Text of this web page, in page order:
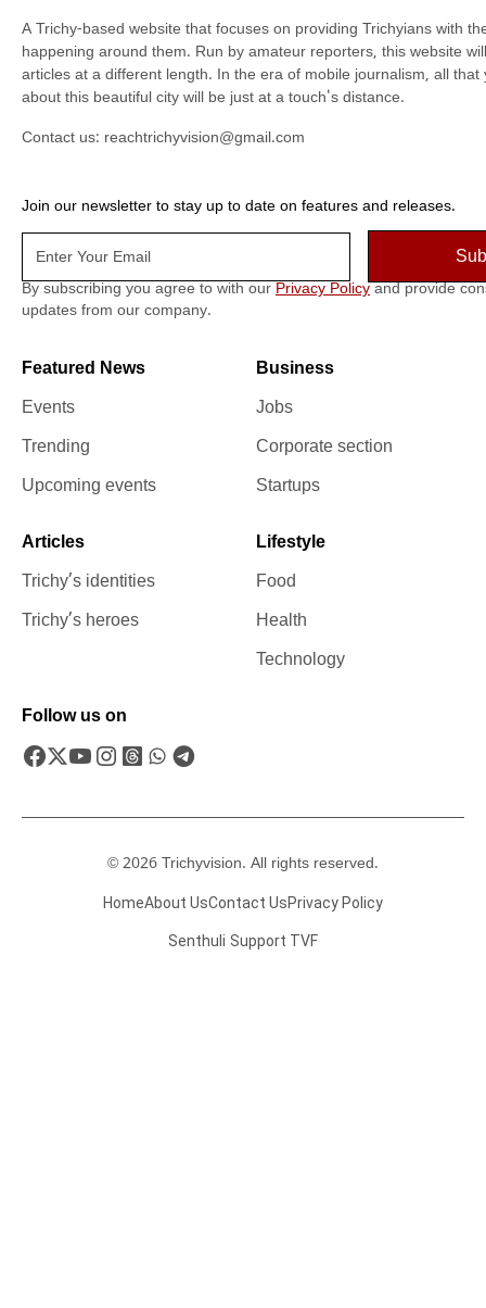
A Trichy-based website that focuses on providing Trichyians with
happening around them. Run by amateur reporters, this website
articles at a different length. In the era of mobile journalism, all that
about this beautiful city will be just at a touch's distance.
Contact us: reachtrichyvision@gmail.com
Join our newsletter to stay up to date on features and releases.
By subscribing you agree to with our Privacy Policy and provide
updates from our company.
Featured News
Events
Trending
Upcoming events
Business
Jobs
Corporate section
Startups
Articles
Trichy’s identities
Trichy’s heroes
Lifestyle
Food
Health
Technology
Follow us on
© 2026 Trichyvision. All rights reserved.
HomeAbout UsContact UsPrivacy Policy
Senthuli Support TVF